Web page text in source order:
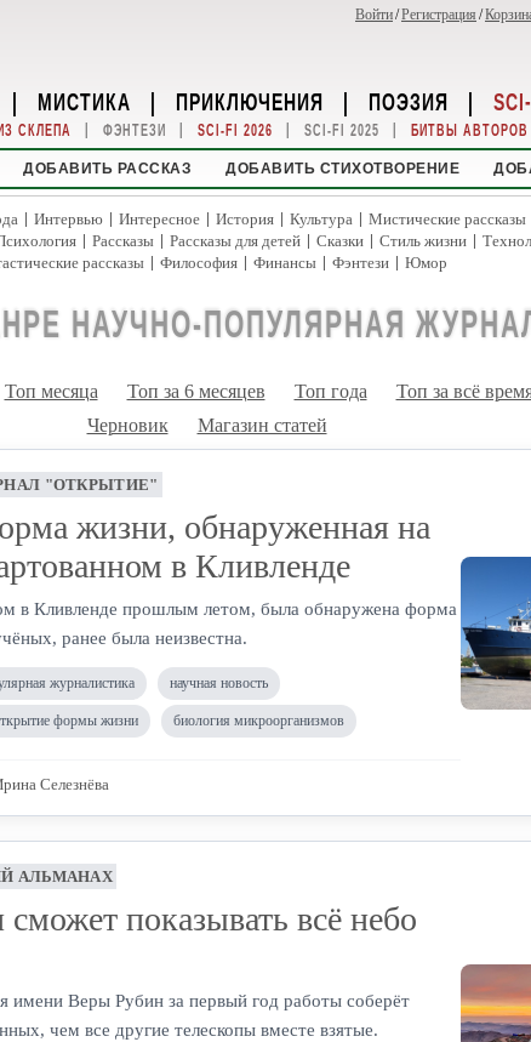
Войти/Регистрация /
| МИСТИКА | ПРИКЛЮЧЕНИЯ | ПОЭЗИЯ |
СКЛЕПА | ФЭНТЕЗИ | SCI-FI 2026 | SCI-FI 2025 | БИТВЫ АВТОРОВ
ДОБАВИТЬ РАССКАЗ ДОБАВИТЬ СТИХОТВОРЕНИЕ
| Интервью | Интересное | История | Культура | Мистические рассказы
| Рассказы | Рассказы для детей | Сказки | Стиль жизни |
рассказы | Философия | Финансы | Фэнтези | Юмор
НАУЧНО-ПОПУЛЯРНАЯ
Топ месяца Топ за 6 месяцев Топ года
Топ за всё
Черновик
Магазин статей
"ОТКРЫТИЕ"
жизни, обнаруженная на
в Кливленде
в Кливленде прошлым летом, была обнаружена форма
ранее была неизвестна.
журналистика научная новость
формы жизни биология микроорганизмов
Селезнёва
АЛЬМАНАХ
показывать всё небо
имени Веры Рубин за первый год работы соберёт
чем все другие телескопы вместе взятые.